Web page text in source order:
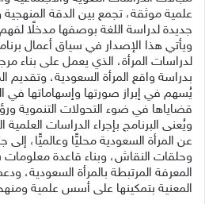
علمية موثقة، تجمع بين الدقة المنهجية
جديدة لدراسة اللغة بوصفها مدخلًا
ويأتي هذا الإصدار في سياق أعمال
لدراسات المرأة، الذي يعمل على بناء
بدراسة واقع المرأة السعودية، وتقديم
يُسهم في إبراز صورتها وإسهاماتها في
قضاياها في ضوء التحولات التنموية ورؤية
ويُعنى البرنامج بإجراء الدراسات
عن المرأة السعودية محليًّا وعالميًّا،
وحلقات النقاش، وبناء قاعدة معلومات
المعرفة المرتبطة بالمرأة السعودية،
المعنية بتمكينها على أسس علمية